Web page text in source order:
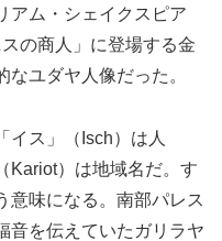
アム・シェイクスピア
の商人」に登場する金
ユダヤ人像だった。
イス」（Isch）は人
Kariot）は地域名だ。す
意味になる。南部パレス
音を伝えていたガリラヤ